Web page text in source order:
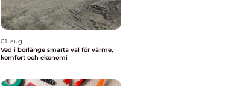
01. aug
Ved i borlänge smarta val för värme,
komfort och ekonomi